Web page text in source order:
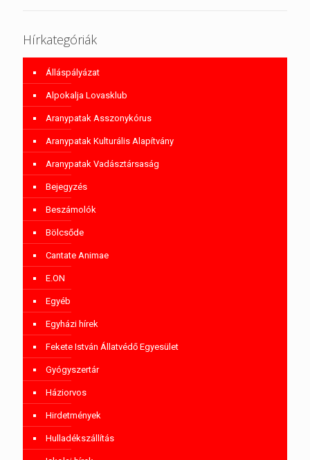
Hírkategóriák
Álláspályázat
Alpokalja Lovasklub
Aranypatak Asszonykórus
Aranypatak Kulturális Alapítvány
Aranypatak Vadásztársaság
Bejegyzés
Beszámolók
Bölcsőde
Cantate Animae
E.ON
Egyéb
Egyházi hírek
Fekete István Állatvédő Egyesület
Gyógyszertár
Háziorvos
Hirdetmények
Hulladékszállítás